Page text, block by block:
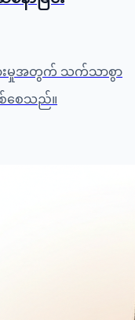
ားမှုအတွက် သက်သာစွာ
စ်စေသည်။